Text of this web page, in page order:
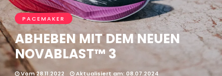
PACEMAKER
ABHEBEN MIT DEM NEUEN
NOVABLAST™ 3
Vom 28.11.2022
Aktualisiert am: 08.07.2024